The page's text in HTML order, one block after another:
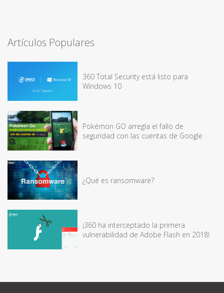
Artículos Populares
360 Total Security está listo para
Windows 10
Pokémon GO arregla el fallo de
seguridad con las cuentas de Google
¿Qué es ransomware?
¡360 ha interceptado la primera
vulnerabilidad de Adobe Flash en 2018!